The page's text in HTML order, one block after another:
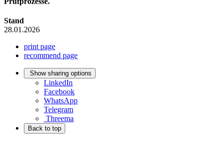
Stand
28.01.2026
print page
recommend page
Show sharing options
LinkedIn
Facebook
WhatsApp
Telegram
Threema
Back to top